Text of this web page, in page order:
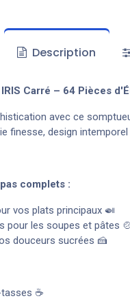
Description
Carré – 64 Pièces
avec ce
finesse, design
complets :
vos plats principaux 🍛
pour les soupes et pâtes
douceurs sucrées 🍰
☕